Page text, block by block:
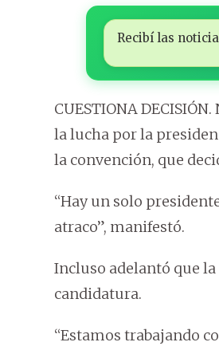
Recibí las
CUESTIONA
la lucha por la
la convención, que
“Hay un solo
atraco”, manifestó.
Incluso adelantó que
candidatura.
“Estamos trabajando